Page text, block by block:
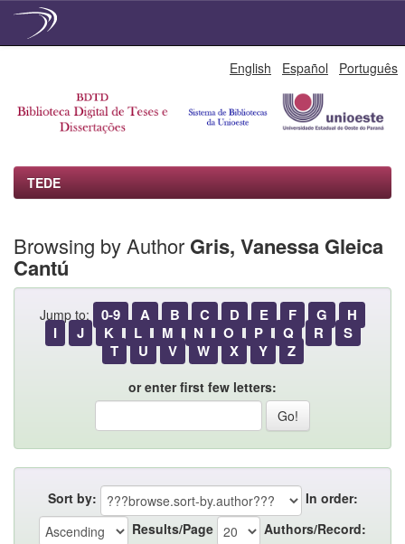
English Español Português
TEDE
Browsing by Author Gris, Vanessa Gleica
Cantú
Jump to: 0-9 A B C D E F G
H
I
J K L M N O P Q R
S
T
U V W X Y Z
or enter first few letters:
Sort by:
In order:
Results/Page
Authors/Record: